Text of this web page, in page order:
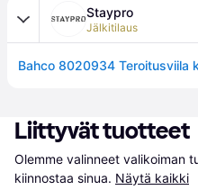
Staypro
Jälkitilaus
Liittyvät tuotteet
Olemme valinneet valikoiman
kiinnostaa sinua. Näytä kaikki